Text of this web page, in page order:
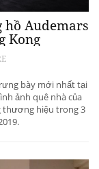
hồ Audemars
Kong
bày mới nhất tại
ảnh quê nhà của
thương hiệu trong 3